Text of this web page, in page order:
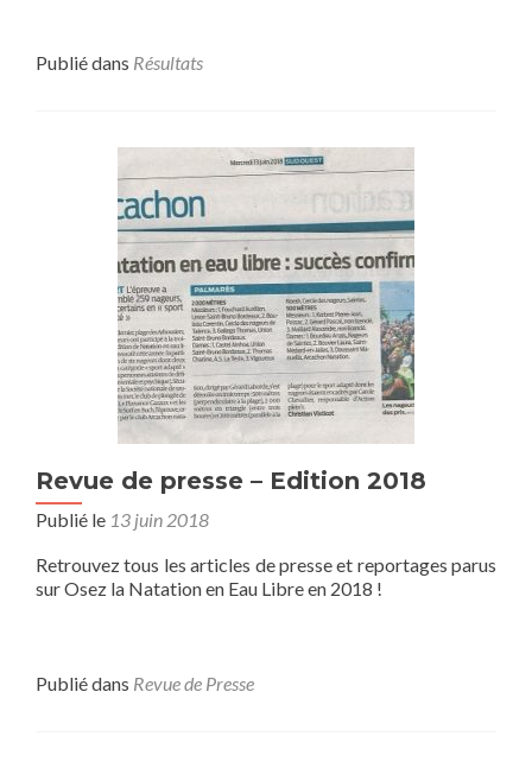
Publié dans Résultats
Revue de presse – Edition 2018
Publié le 13 juin 2018
Retrouvez tous les articles de presse et reportages parus
sur Osez la Natation en Eau Libre en 2018 !
Publié dans Revue de Presse